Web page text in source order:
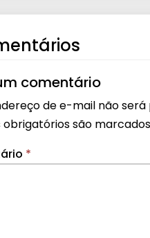
comentário
de e-mail não será
obrigatórios são
*